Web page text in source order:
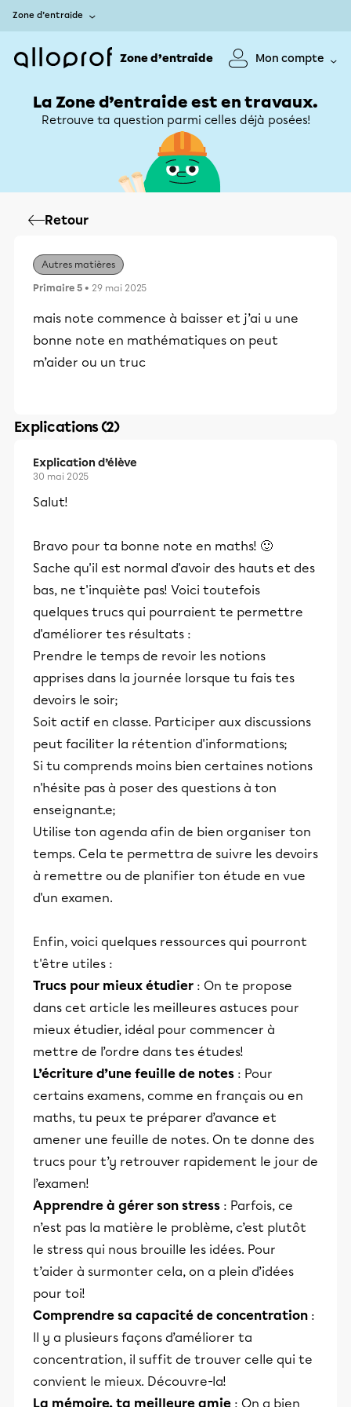
Zone d’entraide
Zone d’entraide Mon compte
La Zone d’entraide est en travaux.
Retrouve ta question parmi celles déjà posées!
Retour
Autres matières
Primaire 5 • 29 mai 2025
mais note commence à baisser et j’ai u une
bonne note en mathématiques on peut
m’aider ou un truc
Explications (2)
Explication d’élève
30 mai 2025
Salut!
Bravo pour ta bonne note en maths! 🙂
Sache qu'il est normal d'avoir des hauts et des
bas, ne t'inquiète pas! Voici toutefois
quelques trucs qui pourraient te permettre
d'améliorer tes résultats :
Prendre le temps de revoir les notions
apprises dans la journée lorsque tu fais tes
devoirs le soir;
Soit actif en classe. Participer aux discussions
peut faciliter la rétention d'informations;
Si tu comprends moins bien certaines notions
n'hésite pas à poser des questions à ton
enseignant.e;
Utilise ton agenda afin de bien organiser ton
temps. Cela te permettra de suivre les devoirs
à remettre ou de planifier ton étude en vue
d'un examen.
Enfin, voici quelques ressources qui pourront
t'être utiles :
Trucs pour mieux étudier : On te propose
dans cet article les meilleures astuces pour
mieux étudier, idéal pour commencer à
mettre de l’ordre dans tes études!
L’écriture d’une feuille de notes : Pour
certains examens, comme en français ou en
maths, tu peux te préparer d’avance et
amener une feuille de notes. On te donne des
trucs pour t’y retrouver rapidement le jour de
l’examen!
Apprendre à gérer son stress : Parfois, ce
n’est pas la matière le problème, c’est plutôt
le stress qui nous brouille les idées. Pour
t’aider à surmonter cela, on a plein d’idées
pour toi!
Comprendre sa capacité de concentration :
Il y a plusieurs façons d’améliorer ta
concentration, il suffit de trouver celle qui te
convient le mieux. Découvre-la!
La mémoire, ta meilleure amie : On a bien